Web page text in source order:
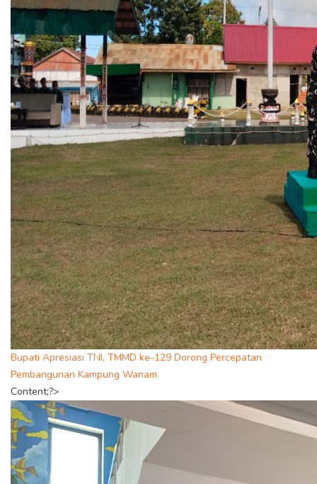
Bupati Apresiasi TNI, TMMD ke-129 Dorong Percepatan
Pembangunan Kampung Wanam
Content;?>